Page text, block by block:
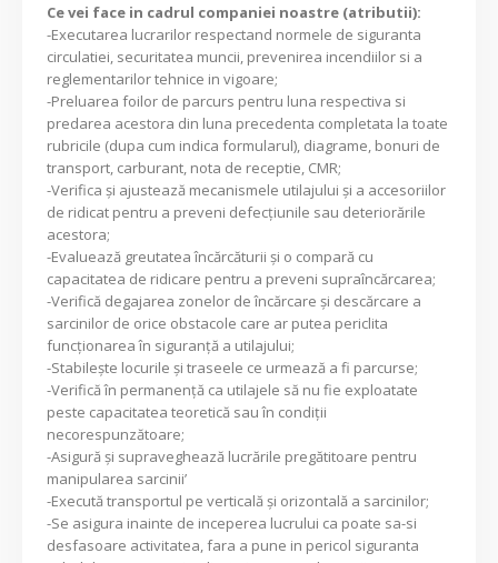
Ce vei face in cadrul companiei noastre (atributii):
-Executarea lucrarilor respectand normele de siguranta
circulatiei, securitatea muncii, prevenirea incendiilor si a
reglementarilor tehnice in vigoare;
-Preluarea foilor de parcurs pentru luna respectiva si
predarea acestora din luna precedenta completata la toate
rubricile (dupa cum indica formularul), diagrame, bonuri de
transport, carburant, nota de receptie, CMR;
-Verifica şi ajustează mecanismele utilajului şi a accesoriilor
de ridicat pentru a preveni defecţiunile sau deteriorările
acestora;
-Evaluează greutatea încărcăturii şi o compară cu
capacitatea de ridicare pentru a preveni supraîncărcarea;
-Verifică degajarea zonelor de încărcare şi descărcare a
sarcinilor de orice obstacole care ar putea periclita
funcţionarea în siguranţă a utilajului;
-Stabileşte locurile şi traseele ce urmează a fi parcurse;
-Verifică în permanenţă ca utilajele să nu fie exploatate
peste capacitatea teoretică sau în condiţii
necorespunzătoare;
-Asigură şi supraveghează lucrările pregătitoare pentru
manipularea sarcinii’
-Execută transportul pe verticală şi orizontală a sarcinilor;
-Se asigura inainte de inceperea lucrului ca poate sa-si
desfasoare activitatea, fara a pune in pericol siguranta